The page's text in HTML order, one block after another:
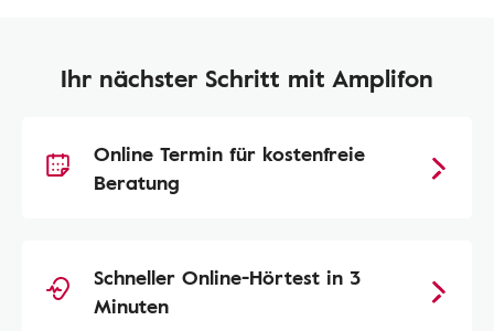
Ihr nächster Schritt mit Amplifon
Online Termin für kostenfreie
Beratung
Schneller Online-Hörtest in 3
Minuten